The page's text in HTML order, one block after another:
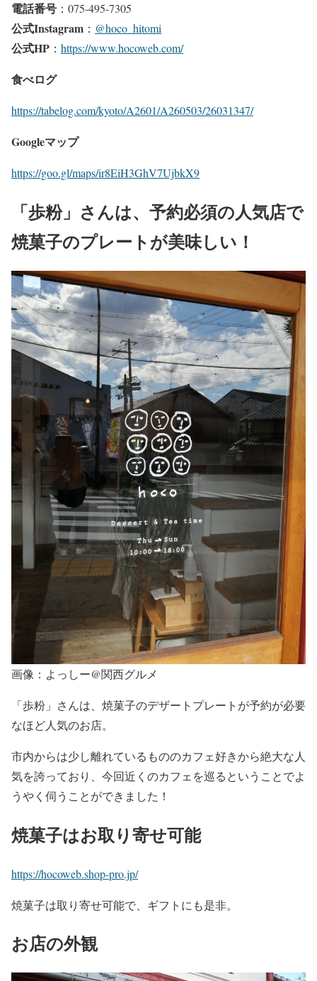
電話番号 ：075-495-7305
公式Instagram ： @hoco_hitomi
公式HP ： https://www.hocoweb.com/
食べログ
https://tabelog.com/kyoto/A2601/A260503/26031347/
Googleマップ
https://goo.gl/maps/ir8EiH3GhV7UjbkX9
「歩粉」さんは、予約必須の人気店で
焼菓子のプレートが美味しい！
画像：よっしー@関西グルメ
「歩粉」さんは、焼菓子のデザートプレートが予約が必要
なほど人気のお店。
市内からは少し離れているもののカフェ好きから絶大な人
気を誇っており、今回近くのカフェを巡るということでよ
うやく伺うことができました！
焼菓子はお取り寄せ可能
https://hocoweb.shop-pro.jp/
焼菓子は取り寄せ可能で、ギフトにも是非。
お店の外観